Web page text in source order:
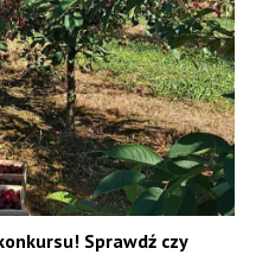
Sprawdź czy